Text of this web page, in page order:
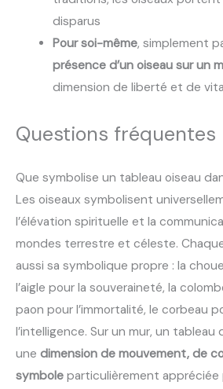
disparus
Pour soi-même, simplement
présence d’un oiseau sur un
dimension de liberté et de
Questions fréquentes
Que symbolise un tableau oiseau
Les oiseaux symbolisent
l’élévation spirituelle et la
mondes terrestre et céleste.
aussi sa symbolique propre : la
l’aigle pour la souveraineté, la
paon pour l’immortalité, le corbeau
l’intelligence. Sur un mur, un tableau
une dimension de mouvement, de
symbole particulièrement appréciée